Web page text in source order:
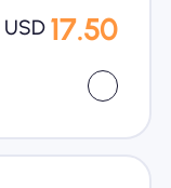
USD 17.50